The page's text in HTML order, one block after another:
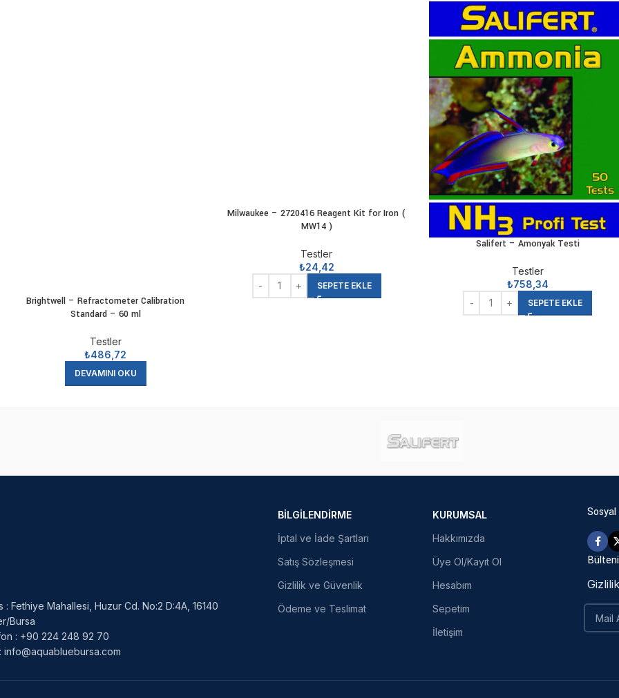
2. 4 damla PO4sıvısından ilave ediniz ve
3. Test şişesini renk tablosunun üzerine
demektir.
Okunan değerlerin etkileri:
0.03 – Normal bir değer olarak kabul edilir.
0.10 – Kritik bir değerdir.
0.25 – Mercan gelişimi risk altındadır.
0.50 – Mercan gelişimi tamamen durur ve
1.00 – Fosfat algi akvaryumun her bölgesine
3.00 – Su değişikliği ve beraberinde bakteri
Brightwell – Refractometer Calibration
Standard – 60 ml
Testler
₺486,72
DEVAMINI OKU
Milwaukee – 2720416 Reagent Kit for Iron (
MW14 )
Testler
₺24,42
SEPETE EKLE
Salifert – Amonyak Testi
Testler
₺758,34
SEPETE EKLE
: Fethiye Mahallesi, Huzur Cd. No:2 D:4A, 16140
Bursa
: +90 224 248 92 70
info@aquabluebursa.com
BILGILENDIRME
İptal ve İade Şartları
Satış Sözleşmesi
Gizlilik ve Güvenlik
Ödeme ve Teslimat
KURUMSAL
Hakkımızda
Üye Ol/Kayıt Ol
Hesabım
Sepetim
İletişim